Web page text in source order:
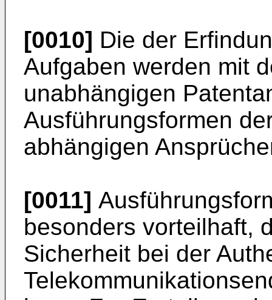
[0010] Die der
Aufgaben werden mit
unabhängigen
Ausführungsformen
abhängigen
[0011]
besonders vorteilhaft,
Sicherheit bei der